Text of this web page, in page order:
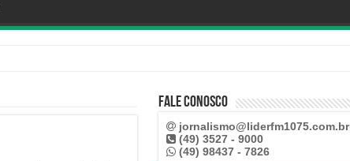
Fale Conosco
jornalismo@liderfm1075.com.br
(49) 3527 - 9000
(49) 98437 - 7826